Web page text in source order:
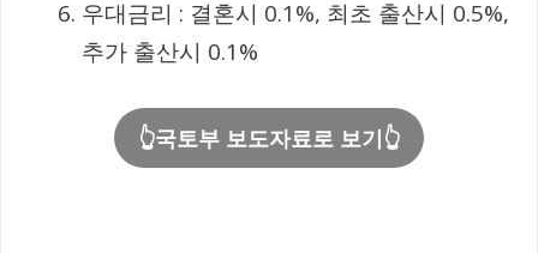
우대금리 : 결혼시 0.1%, 최초 출산시 0.5%,
추가 출산시 0.1%
👆국토부 보도자료로 보기👆